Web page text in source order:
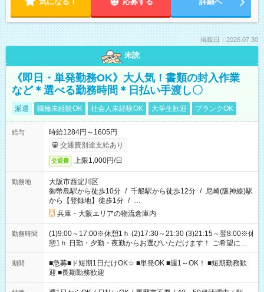
掲載日：2026.07.30
未読
《即日・単発勤務OK》大人気！書類の封入作業
など＊選べる勤務時間＊日払い手渡し〇
派遣 職種未経験OK 社会人未経験OK 大学生歓迎 ブランクOK
給与
時給1284円～1605円
交通費別途支給あり
交通費 上限1,000円/日
勤務地
大阪市西淀川区
御幣島駅から徒歩10分 / 千船駅から徒歩12分 / 尼崎(阪神線)駅
から【登録地】徒歩1分 / …
兵庫・大阪エリアの物流倉庫内
勤務時間
(1)9:00～17:00※休憩1ｈ (2)17:30～21:30 (3)21:15～翌8:00※休
憩1ｈ 日勤・夕勤・夜勤からお選びいただけます！ ご希望に合
わせて働けるお仕事です(*^^*) 【その他選べる勤務時間】 8-17
時/9-17時/9-18時/10-18時/11-21時/18-22時/20-翌4時/21-翌5
時/22-翌6時/0-翌8時 ご自身のご都合で選んで頂ける完全自由シ
フト！
期間
■急募■ド短期1日だけOK☆ ■単発OK ■週1～OK！ ■短期勤務歓
迎 ■長期勤務歓迎